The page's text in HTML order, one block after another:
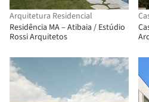
Arquitetura Residencial
Residência MA – Atibaia / Estúdio
Rossi Arquitetos